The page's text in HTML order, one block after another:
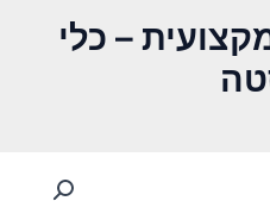
– כלי